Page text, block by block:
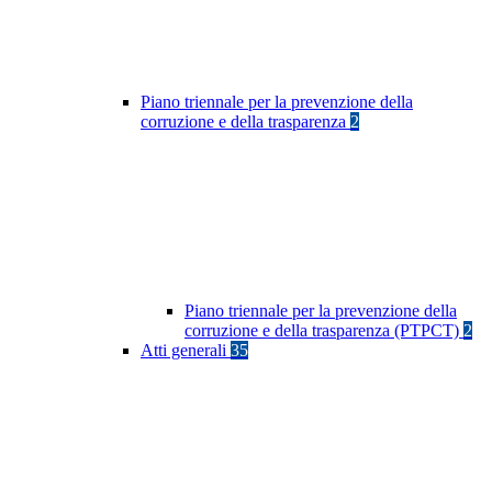
Piano triennale per la prevenzione della
corruzione e della trasparenza 2
Piano triennale per la prevenzione della
corruzione e della trasparenza (PTPCT) 2
Atti generali 35